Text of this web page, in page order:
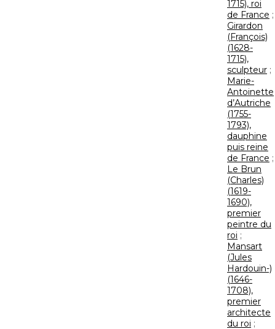
1715), roi
de France ;
Girardon
(François)
(1628-
1715),
sculpteur ;
Marie-
Antoinette
d’Autriche
(1755-
1793),
dauphine
puis reine
de France ;
Le Brun
(Charles)
(1619-
1690),
premier
peintre du
roi ;
Mansart
(Jules
Hardouin-)
(1646-
1708),
premier
architecte
du roi ;